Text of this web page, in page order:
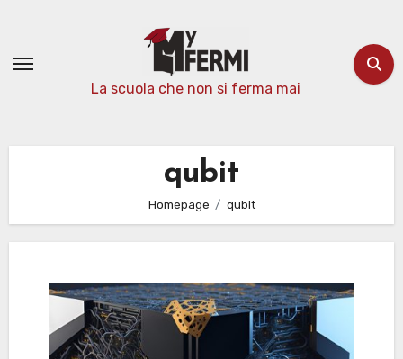
contenuto
La scuola che non si ferma mai
qubit
Homepage qubit